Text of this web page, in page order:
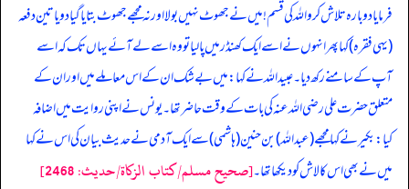
فرمایا دوبارہ تلاش کرو اللہ کی قسم! میں نے جھوٹ نہیں بولا اور نہ مجھے جھوٹ بتایا گیا دو یا تین دفعہ
(یہی فقرہ) کہا پھر انہوں نے اسے ایک کھنڈر میں پا لیا تو وہ اسے لے آئے یہاں تک کہ اسے
آپ کے سامنے رکھ دیا۔ عبید اللہ نے کہا: میں بے شک ان کے اس معاملے میں اور ان کے
متعلق حضرت علی رضی اللہ عنہ کی بات کے وقت حاضر تھا۔ یونس نے اپنی روایت میں اضافہ
کیا: بکیر نے کہا مجھے (عبداللہ) بن حنین (ہاشمی) سے ایک آدمی نے حدیث بیان کی اس نے کہا
میں نے بھی اس کا لاش کو دیکھا تھا۔[صحيح مسلم/كتاب الزكاة/حدیث: 2468]